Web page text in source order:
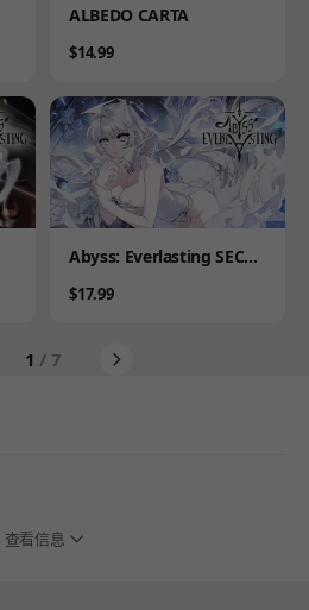
Product
ALBEDO CARTA
Price
$14.99
Product
Abyss: Everlasting SECRE
Price
$17.99
1 / 7
查看信息